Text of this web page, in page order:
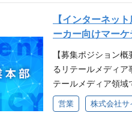
スタックと開発環境
n など 求める経験・
AM、Ping Identity
ckerなどコンテナ
する経験・スキル】
ス開発の経験 API設
リッククラウドのシ
ーとの契約取りまと
タ技術局は、 グル
窓口となり、各部
利用最適化を行う
確認しシステム面の
アップ組織へ契約コ
バイス）や、大規模
も興味がある方 問
ら学び、成長して
いる方 関連記事 ●サ
テクノロジー】エ
会社の新規設立や
ループ会社の方か
タセンターネット
ど) のネットワーク
が立ち上がる中で、
を提供する必要があ
にやりがいのあるポ
【インターネッ
ーカー向けマーケ
【募集ポジション
るリテールメディア
テールメディア領域
す！ Web広告領域
ハウを活かし、大手
営業